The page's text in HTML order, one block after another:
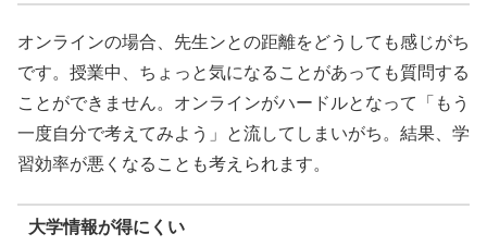
オンラインの場合、先生ンとの距離をどうしても感じがち
です。授業中、ちょっと気になることがあっても質問する
ことができません。オンラインがハードルとなって「もう
一度自分で考えてみよう」と流してしまいがち。結果、学
習効率が悪くなることも考えられます。
大学情報が得にくい